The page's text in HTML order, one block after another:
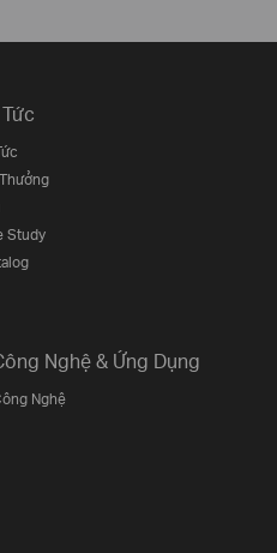
Study
Nghệ & Ứng Dụng
Nghệ